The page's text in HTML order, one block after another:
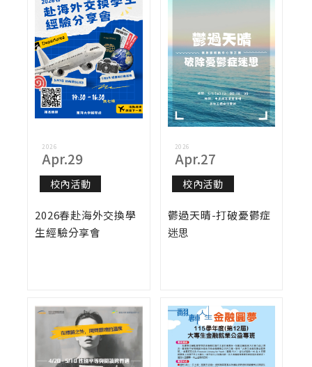
2026
Apr.29
校內活動
2026春赴海外交換學
生經驗分享會
2026
Apr.27
校內活動
鬱過天晴-打破憂鬱症
迷思